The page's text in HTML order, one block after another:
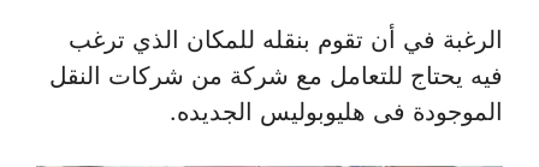
الرغبة في أن تقوم بنقله للمكان الذي ترغب
فيه يحتاج للتعامل مع شركة من شركات النقل
الموجودة فى هليوبوليس الجديده.